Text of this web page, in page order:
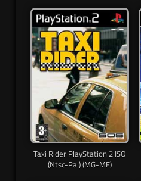
Taxi Rider PlayStation 2 ISO
(Ntsc-Pal) (MG-MF)